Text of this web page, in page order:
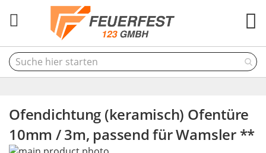
Ofendichtung (keramisch) Ofentüre
10mm / 3m, passend für Wamsler **